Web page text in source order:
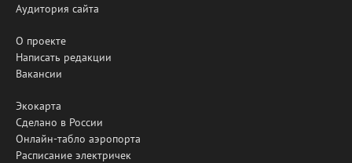
Аудитория сайта
О проекте
Написать редакции
Вакансии
Экокарта
Сделано в России
Онлайн-табло аэропорта
Расписание электричек